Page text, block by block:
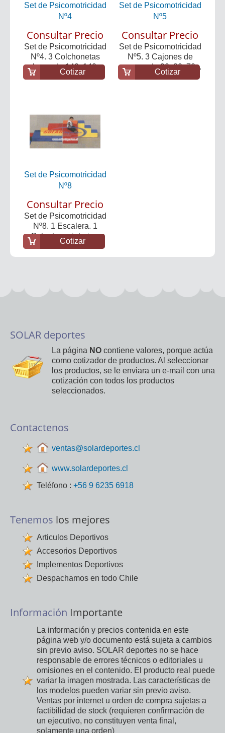
Set de Psicomotricidad
Nº4
Consultar Precio
Set de Psicomotricidad
Nº4. 3 Colchonetas
planas de 140x140...
Cotizar
Set de Psicomotricidad
Nº5
Consultar Precio
Set de Psicomotricidad
Nº5. 3 Cajones de
espuma de 90x80x70...
Cotizar
Set de Psicomotricidad
Nº8
Consultar Precio
Set de Psicomotricidad
Nº8. 1 Escalera. 1
Cubo base interio...
Cotizar
SOLAR deportes
La página NO contiene valores, porque actúa
como cotizador de productos. Al seleccionar
los productos, se le enviara un e-mail con una
cotización con todos los productos
seleccionados.
Contactenos
ventas@solardeportes.cl
www.solardeportes.cl
Teléfono : +56 9 6235 6918
Tenemos los mejores
Articulos Deportivos
Accesorios Deportivos
Implementos Deportivos
Despachamos en todo Chile
Información Importante
La información y precios contenida en este
página web y/o documento está sujeta a cambios
sin previo aviso. SOLAR deportes no se hace
responsable de errores técnicos o editoriales u
omisiones en el contenido. El producto real puede
variar la imagen mostrada. Las características de
los modelos pueden variar sin previo aviso.
Ventas por internet u orden de compra sujetas a
factibilidad de stock (requieren confirmación de
un ejecutivo, no constituyen venta final,
solamente una orden)